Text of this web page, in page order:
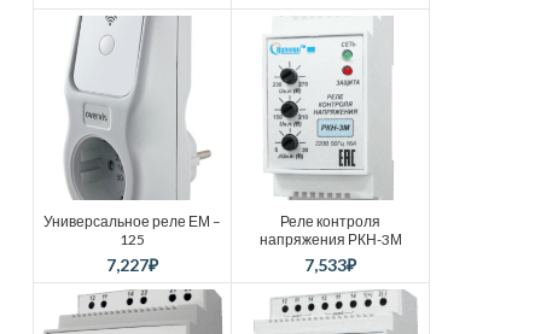
Универсальное реле ЕМ –
125
7,227₽
Реле контроля
напряжения РКН-3М
7,533₽